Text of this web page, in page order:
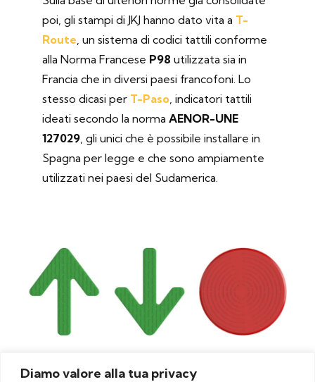
Diamo valore alla tua privacy
poi, gli stampi di JKJ hanno dato vita a T-
Route , un sistema di codici tattili conforme
alla Norma Francese P98 utilizzata sia in
Francia che in diversi paesi francofoni. Lo
stesso dicasi per T-Paso , indicatori tattili
ideati secondo la norma AENOR-UNE
127029 , gli unici che è possibile installare in
Spagna per legge e che sono ampiamente
utilizzati nei paesi del Sudamerica.